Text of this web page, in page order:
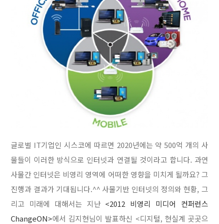
글로벌 IT기업인 시스코에 따르면 2020년에는 약 500억 개의 사
물들이 이러한 방식으로 인터넷과 연결될 것이라고 합니다. 과연
사물간 인터넷은 비영리 영역에 어떠한 영향을 미치게 될까요? 그
진행과 결과가 기대됩니다.^^ 사물기반 인터넷의 정의와 현황, 그
리고 미래에 대해서는 지난 <2012 비영리 미디어 컨퍼런스
ChangeON>에서 김지현님이 발표하신 <디지털, 현실계 곳곳으